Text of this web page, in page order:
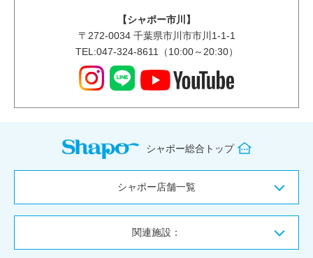
【シャポー市川】
〒 272-0034千葉県市川市市川1-1-1
TEL:047-324-8611（10:00～20:30）
シャポー総合トップ
シャポー店舗一覧
関連施設：